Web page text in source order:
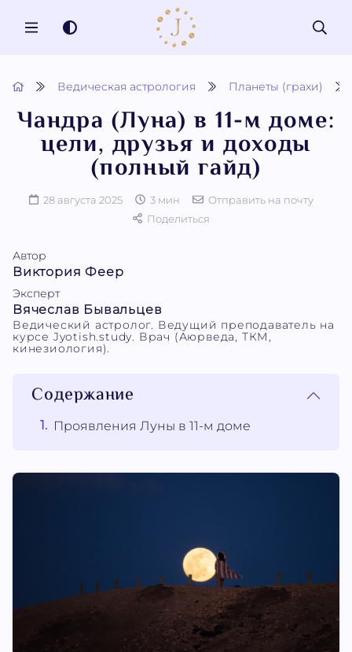
MENU
Ведическая астрология Планеты (грахи)
Чандра (Луна) в 11-м доме:
цели, друзья и доходы
(полный гайд)
28 августа 2025 3 мин
Отправить на почту
Поделиться
Автор
Виктория Феер
Эксперт
Вячеслав Бывальцев
Ведический астролог. Ведущий преподаватель на
курсе Jyotish.study. Врач (Аюрведа, ТКМ,
кинезиология).
Содержание
Проявления Луны в 11-м доме